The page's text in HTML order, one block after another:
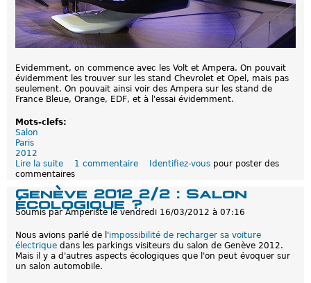
u
s
t
ô
t
u
e
p
r
v
Evidemment, on commence avec les Volt et Ampera. On pouvait
évidemment les trouver sur les stand Chevrolet et Opel, mais pas
seulement. On pouvait ainsi voir des Ampera sur les stand de
France Bleue, Orange, EDF, et à l'essai évidemment.
Mots-clefs:
Salon
Paris
2012
Lire la suite
e
e
s
h
b
r
i
d
1 commentaire Identifiez-vous pour poster des
commentaires
Genève 2012 2/2 : Salon
écologique ?
Soumis parAmperistelevendredi 16/03/2012 à 07:16
Nous avions parlé de l'impossibilité de recharger sa voiture
électrique dans les parkings visiteurs du salon de Genève 2012.
Mais il y a d'autres aspects écologiques que l'on peut évoquer sur
un salon automobile.